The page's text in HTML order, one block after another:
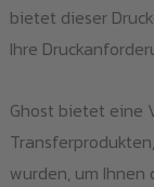
bietet dieser
Ihre
Ghost bietet eine
wurden, um Ihnen